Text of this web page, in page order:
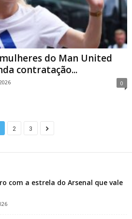
do Man United
contratação...
0
2 3
com a estrela do Arsenal que vale